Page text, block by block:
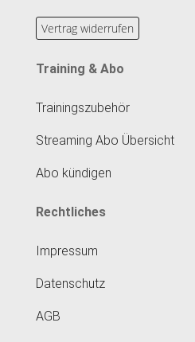
Vertrag widerrufen
Training & Abo
Trainingszubehör
Streaming Abo Übersicht
Abo kündigen
Rechtliches
Impressum
Datenschutz
AGB